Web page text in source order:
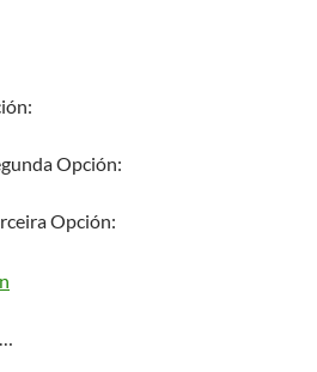
Opción:
Opción: